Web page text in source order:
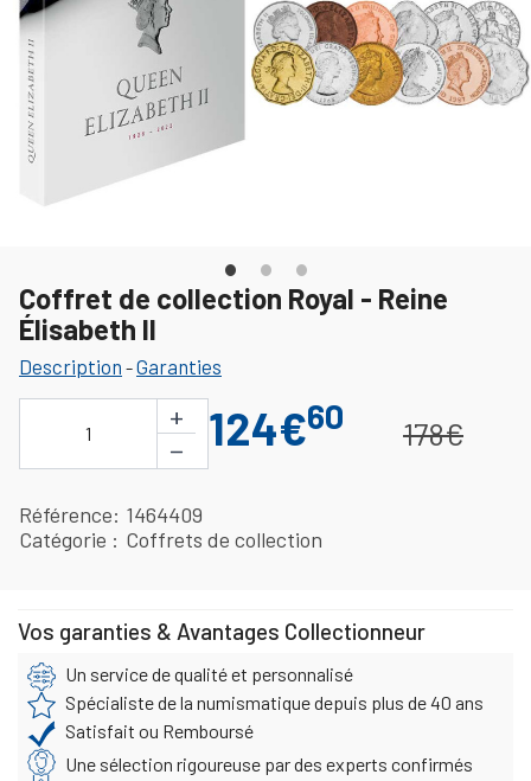
Coffret de collection Royal - Reine
Élisabeth II
Description -Garanties
1
+
−
124€60 178€
Référence 1464409
Catégorie
Coffrets de collection
Vos garanties & Avantages Collectionneur
Un service de qualité et personnalisé
Spécialiste de la numismatique depuis plus de 40 ans
Satisfait ou Remboursé
Une sélection rigoureuse par des experts confirmés